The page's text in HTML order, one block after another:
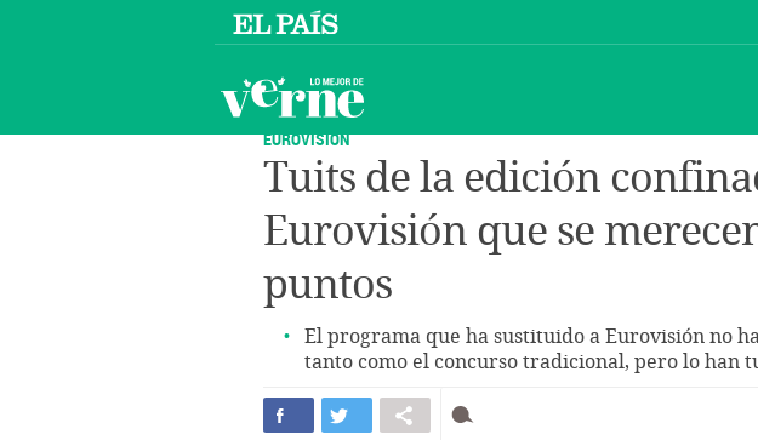
EUROVISION
Tuits de la edición
Eurovisión que se
puntos
El programa que ha sustituido a Eurovisión no
tanto como el concurso tradicional, pero lo han